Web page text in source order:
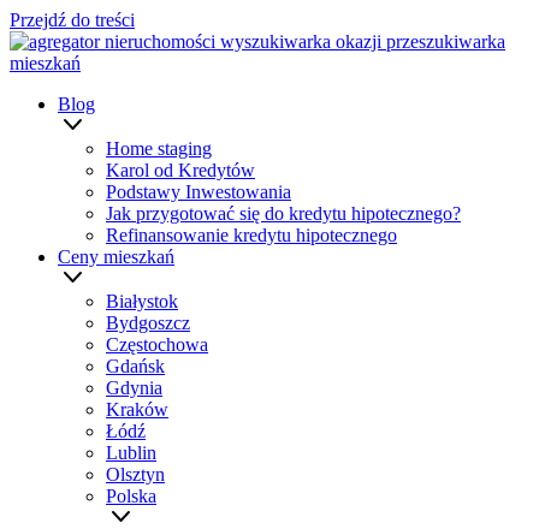
Przejdź do treści
Blog
Home staging
Karol od Kredytów
Podstawy Inwestowania
Jak przygotować się do kredytu hipotecznego?
Refinansowanie kredytu hipotecznego
Ceny mieszkań
Białystok
Bydgoszcz
Częstochowa
Gdańsk
Gdynia
Kraków
Łódź
Lublin
Olsztyn
Polska